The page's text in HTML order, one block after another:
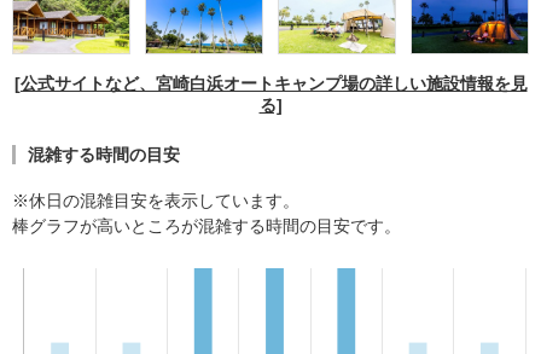
[公式サイトなど、宮崎白浜オートキャンプ場の詳しい施設情報を見
る]
混雑する時間の目安
※休日の混雑目安を表示しています。
棒グラフが高いところが混雑する時間の目安です。